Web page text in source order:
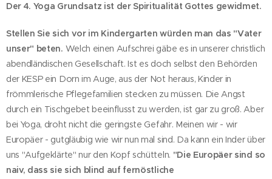
Der 4. Yoga Grundsatz ist der Spiritualität Gottes gewidmet.
Stellen Sie sich vor im Kindergarten würden man das "Vater
unser" beten. Welch einen Aufschrei gäbe es in unserer christlich
abendländischen Gesellschaft. Ist es doch selbst den Behörden
der KESP ein Dorn im Auge, aus der Not heraus, Kinder in
frömmlerische Pflegefamilien stecken zu müssen. Die Angst
durch ein Tischgebet beeinflusst zu werden, ist gar zu groß. Aber
bei Yoga, droht nicht die geringste Gefahr. Meinen wir - wir
Europäer - gutgläubig wie wir nun mal sind. Da kann ein Inder über
uns "Aufgeklärte" nur den Kopf schütteln. "Die Europäer sind so
naiv, dass sie sich blind auf fernöstliche